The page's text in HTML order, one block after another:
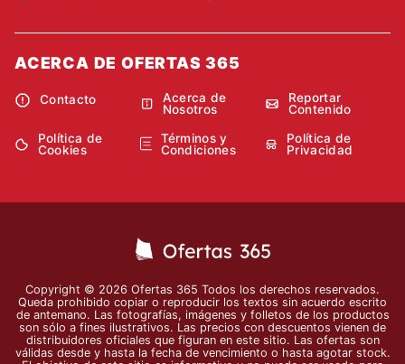
ACERCA DE OFERTAS 365
Contacto
Acerca de
Nosotros
Reportar
Contenido
Política de
Cookies
Términos y
Condiciones
Política de
Privacidad
Copyright © 2026 Ofertas 365 Todos los derechos reservados.
Queda prohibido copiar o reproducir los textos sin acuerdo escrito
de antemano. Las fotografías, imágenes y folletos de los productos
son sólo a fines ilustrativos. Las precios con descuentos vienen de
distribuidores oficiales que figuran en este sitio. Las ofertas son
válidas desde y hasta la fecha de vencimiento o hasta agotar stock.